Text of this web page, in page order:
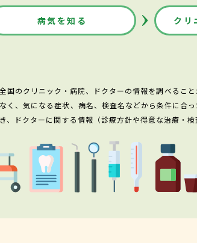
病気を知る クリ
国のクリニック・病院、ドクターの情報を調べるこ
、気になる症状、病名、検査名などから条件に合
、ドクターに関する情報（診療方針や得意な治療・